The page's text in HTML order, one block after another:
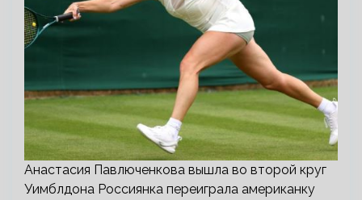
Анастасия Павлюченкова вышла во второй круг
Уимблдона Россиянка переиграла американку